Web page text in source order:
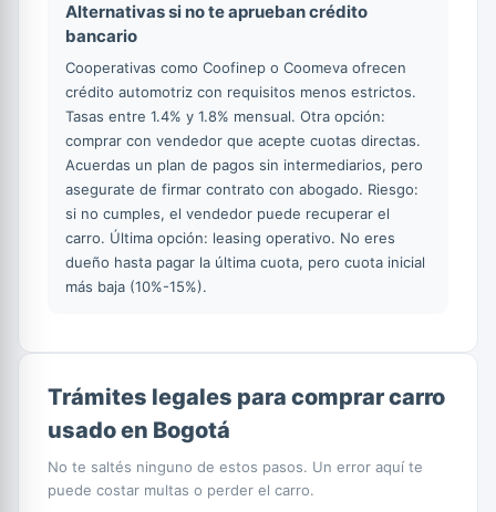
Alternativas si no te aprueban crédito
bancario
Cooperativas como Coofinep o Coomeva ofrecen
crédito automotriz con requisitos menos estrictos.
Tasas entre 1.4% y 1.8% mensual. Otra opción:
comprar con vendedor que acepte cuotas directas.
Acuerdas un plan de pagos sin intermediarios, pero
asegurate de firmar contrato con abogado. Riesgo:
si no cumples, el vendedor puede recuperar el
carro. Última opción: leasing operativo. No eres
dueño hasta pagar la última cuota, pero cuota inicial
más baja (10%-15%).
Trámites legales para comprar carro
usado en Bogotá
No te saltés ninguno de estos pasos. Un error aquí te
puede costar multas o perder el carro.